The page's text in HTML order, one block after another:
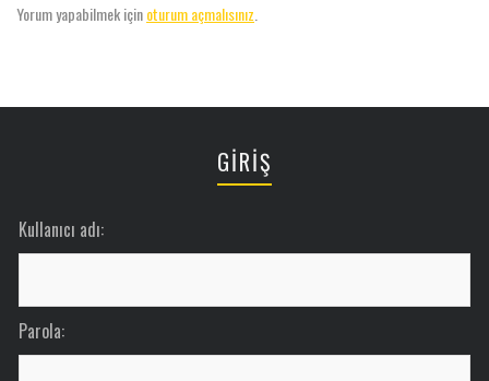
Yorum yapabilmek içinoturum açmalısınız
GİRİŞ
Kullanıcı adı:
Parola: